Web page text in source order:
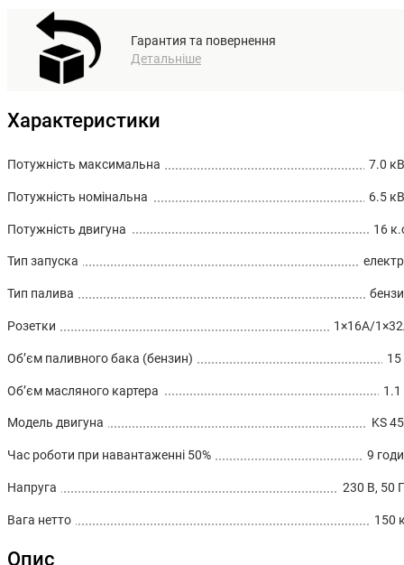
Гарантия та повернення
Детальніше
Характеристики
Потужність максимальна 7.0
Потужність номінальна 6.5
Потужність двигуна 16
Тип запуска
Тип палива
Розетки 1×16А/
Об’єм паливного бака (бензин) 15
Об’єм масляного картера 1.1
Модель двигуна KS
Час роботи при навантаженні 50% 9
Напруга 230 В, 50
Вага нетто 150
Опис